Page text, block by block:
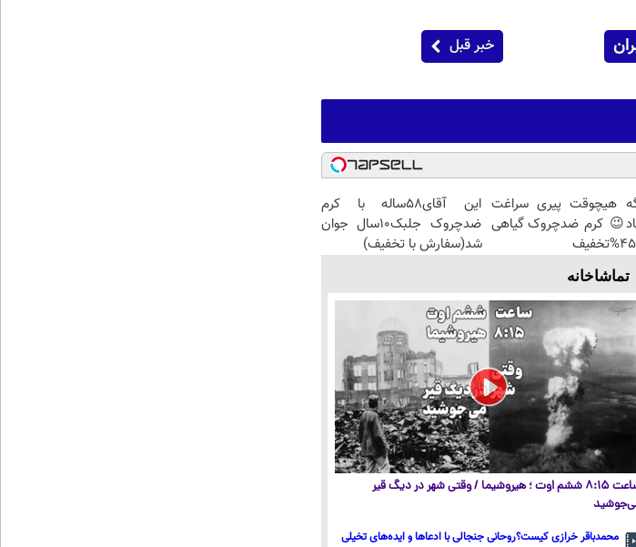
خبر قبل
هیچوقت پیری سراغت
کرم ضدچروک گیاهی
این آقای58ساله با کرم
ضدچروک جلبک10سال جوان
شد(سفارش با تخفیف)
تماشاخانه
ساعت ۸:۱۵ ششم اوت ؛ هیروشیما / وقتی شهر در دیگ قیر
محمدباقر خرازی کیست؟روحانی جنجالی با ادعاها و ایده‌های تخیلی